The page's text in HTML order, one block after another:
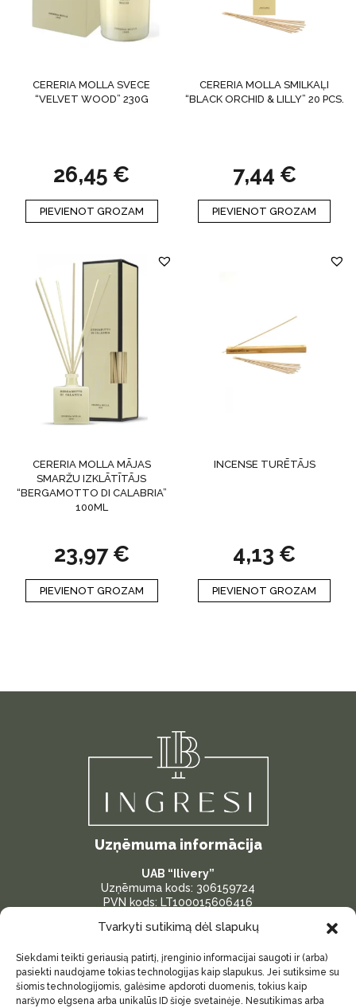
Tvarkyti sutikimą dėl slapukų
Siekdami teikti geriausią patirtį, įrenginio informacijai saugoti ir (arba)
pasiekti naudojame tokias technologijas kaip slapukus. Jei sutiksime su
šiomis technologijomis, galėsime apdoroti duomenis, tokius kaip
naršymo elgsena arba unikalūs ID šioje svetainėje. Nesutikimas arba
CERERIA MOLLA SVECE
“VELVET WOOD” 230G
26,45 €
PIEVIENOT GROZAM
CERERIA MOLLA SMILKAĻI
“BLACK ORCHID & LILLY” 20 PCS.
7,44 €
PIEVIENOT GROZAM
CERERIA MOLLA MĀJAS
SMARŽU IZKLĀTĪTĀJS
“BERGAMOTTO DI CALABRIA”
100ML
23,97€
PIEVIENOT GROZAM
INCENSE TURĒTĀJS
4,13 €
PIEVIENOT GROZAM
Uzņēmuma informācija
UAB “Ilivery”
Uzņēmuma kods: 306159724
PVN kods: LT100015606416
Adrese: Žardininku iela 23, Klaipėda, Lietuva
Svarīgas saites
Par mums